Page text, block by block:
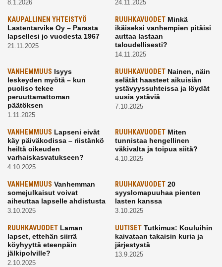
8.1.2026 24.11.2025
KAUPALLINEN YHTEISTYÖ
Lastentarvike Oy – Parasta
lapsellesi jo vuodesta 1967
21.11.2025
RUUHKAVUODETMinkä
ikäiseksi vanhempien pitäisi
auttaa lastaan
taloudellisesti?
14.11.2025
VANHEMMUUS Isyys
leskeyden myötä – kun
puoliso tekee
peruuttamattoman
päätöksen
1.11.2025
RUUHKAVUODETNainen, näin
selätät haasteet aikuisiän
ystävyyssuhteissa ja löydät
uusia ystäviä
7.10.2025
VANHEMMUUS Lapseni eivät
käy päiväkodissa – riistänkö
heiltä oikeuden
varhaiskasvatukseen?
4.10.2025
RUUHKAVUODETMiten
tunnistaa hengellinen
väkivalta ja toipua siitä?
4.10.2025
VANHEMMUUS Vanhemman
somejulkaisut voivat
aiheuttaa lapselle ahdistusta
3.10.2025
RUUHKAVUODET20
syyslomapuuhaa pienten
lasten kanssa
3.10.2025
RUUHKAVUODET Laman
lapset, ettehän siirrä
köyhyyttä eteenpäin
jälkipolville?
2.10.2025
UUTISETTutkimus: Kouluihin
kaivataan takaisin kuria ja
järjestystä
13.9.2025